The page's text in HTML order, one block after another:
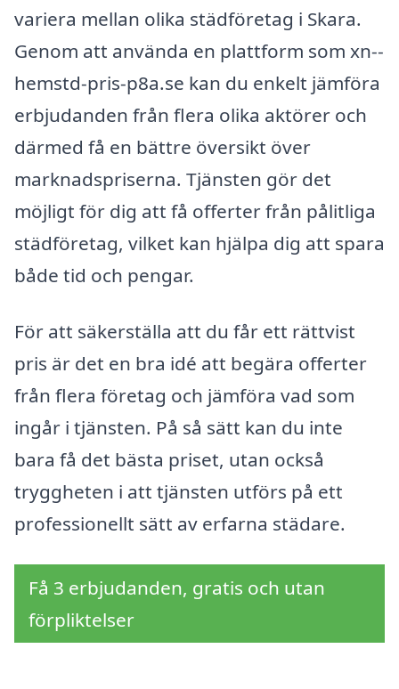
variera mellan olika städföretag i Skara.
Genom att använda en plattform som xn--
hemstd-pris-p8a.se kan du enkelt jämföra
erbjudanden från flera olika aktörer och
därmed få en bättre översikt över
marknadspriserna. Tjänsten gör det
möjligt för dig att få offerter från pålitliga
städföretag, vilket kan hjälpa dig att spara
både tid och pengar.
För att säkerställa att du får ett rättvist
pris är det en bra idé att begära offerter
från flera företag och jämföra vad som
ingår i tjänsten. På så sätt kan du inte
bara få det bästa priset, utan också
tryggheten i att tjänsten utförs på ett
professionellt sätt av erfarna städare.
Få 3 erbjudanden, gratis och utan
förpliktelser